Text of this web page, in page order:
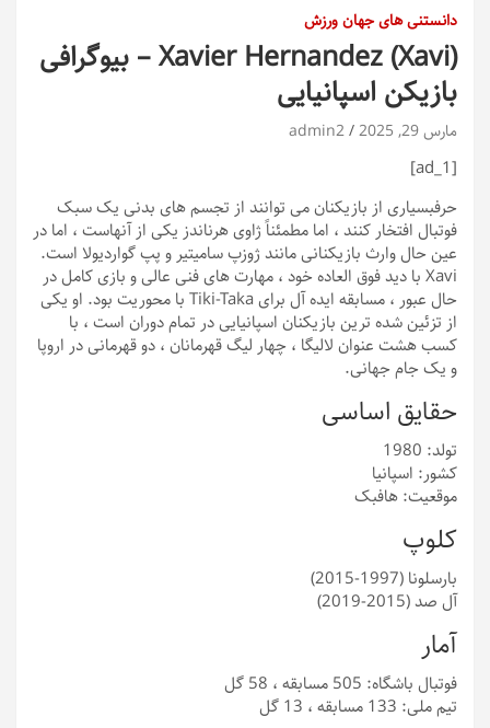
دانستنی های جهان ورزش
Xavier Hernandez (Xavi) – بیوگرافی
بازیکن اسپانیایی
مارس 29, 2025 admin2
[ad_1]
حرفبسیاری از بازیکنان می توانند از تجسم های بدنی یک سبک
فوتبال افتخار کنند ، اما مطمئناً ژاوی هرناندز یکی از آنهاست ، اما در
عین حال وارث بازیکنانی مانند ژوزپ سامیتیر و پپ گواردیولا است.
Xavi با دید فوق العاده خود ، مهارت های فنی عالی و بازی کامل در
حال عبور ، مسابقه ایده آل برای Tiki-Taka با محوریت بود. او یکی
از تزئین شده ترین بازیکنان اسپانیایی در تمام دوران است ، با
کسب هشت عنوان لالیگا ، چهار لیگ قهرمانان ، دو قهرمانی در اروپا
و یک جام جهانی.
حقایق اساسی
تولد: 1980
کشور: اسپانیا
موقعیت: هافبک
کلوپ
بارسلونا (1997-2015)
آل صد (2015-2019)
آمار
فوتبال باشگاه: 505 مسابقه ، 58 گل
تیم ملی: 133 مسابقه ، 13 گل